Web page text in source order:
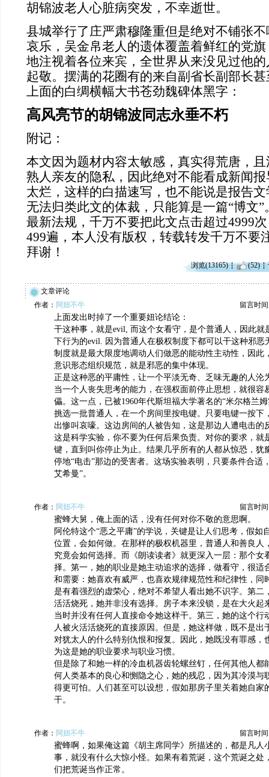
胡锦波老人心脏病突发，不幸逝世。
县城举行了庄严肃穆隆重但是绝对不铺张
哀乐，吴金帛老人的遗体覆盖着鲜红的党
地注视着各位来宾，全世界从来没见过他
起敬。摆满的花圈有的来自副省长副部长
上面的白绸横幅大书苍劲魏碑体黑字：
高风亮节的胡锦波同志永垂不朽
附记：
本文因为题材内容太敏感，真实得荒唐，
熟人亲友的隐私，因此绝对不能看成新闻
太烂，这样的白描速写，也不能说是报告
无法归类此文的体裁，只能算是一篇“博文
最新法规，千万不要把此文点击超过4999
499遍，本人没有版权，转载转发千万不要
拜谢！
浏览(13165) (52)
文章评论
作者： 阿妞不牛 留言时间
上面发出时掉了一个重要妞论结论：
干这种事，就是evil, 而这个女看守，是个普通人，因此就
下行为的evil. 因为普通人在极权制度下都可以干这种邪恶
制度就是最大限度地调动人们做恶的能动性主动性，因此
意识形态组织规范，就是邪恶的集中体现。
正是这种恶的平庸性，让一个平淡无奇、乏味无趣的人沦
当一个人丧失思考的能力，在强权面前停止思想，就很容
儡。这一点，已被1960年代斯坦福大学著名的“米尔格兰
挑选一批普通人，在一个房间里按电键。只要电键一按下
出惨叫哀嚎。这边房间的人被告知，这是那边人遭电击的
这是科学实验，你不要为任何后果负责。对你的要求，就
键，直到叫你停止为止。结果几乎所有的人都从惊恐，犹
停地“电击”那边的受害者。这场实验表明，只要条件合适
艾希曼”。
作者： 阿妞不牛 留言时间
蜜蜂大舅，俺上面的话，没有任何对你不敬的意思啊。
阿伦特这个“恶之平庸”的学说，关键是让人们思考，假如
位置，会如何做。在那样的极权机器里，普通人和善良人
究竟会如何选择。而《朗读读者》就更深入一层：那个女
择。第一，她的职业是她主动追求的选择，做看守，很适
和需要：她喜欢有威严，也喜欢规律规范性和纪律性，同
是有着强烈的虚荣心，绝对不希望人看出她不识字。第二
活活烧死，她并非没有选择。房子本来没锁，是在大火起
当时并没有任何人直接命令她这样干。第三，她的这个行
人被火活活烧死的直接原因。但是，她这样做，既不是出
对犹太人的什么特别仇恨和报复。因此，她既没有罪感，
为这是她的职业要求与职业习惯。
但是除了和她一样的冷血机器齿轮螺丝钉，任何其他人都
何人类基本的良心和恻隐之心，她的残忍，因为其冷漠与
得更可怕。人们甚至可以设想，假如那房子里关着她自家
干。
作者： 阿妞不牛 留言时间
蜜蜂啊，如果俺这篇《胡主席同学》所描述的，都是凡人
事，就没有什么大惊小怪。如果有着荒诞，这个荒诞之处
们把荒诞当作正常。